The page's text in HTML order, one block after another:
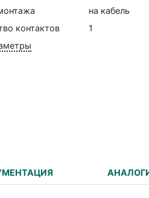
на кабель
контактов
1